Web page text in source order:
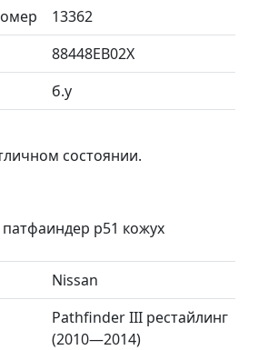
13362
88448EB02X
б.у
состоянии.
р51 кожух
Nissan
Pathfinder III рестайлинг
(2010—2014)